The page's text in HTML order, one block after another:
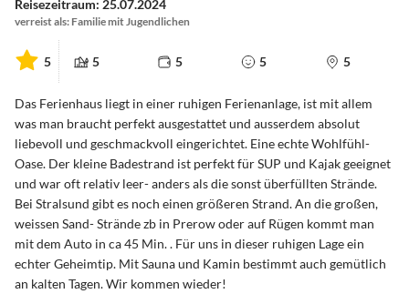
Reisezeitraum: 25.07.2024
verreist als: Familie mit Jugendlichen
5 5 5 5 5
Das Ferienhaus liegt in einer ruhigen Ferienanlage, ist mit allem
was man braucht perfekt ausgestattet und ausserdem absolut
liebevoll und geschmackvoll eingerichtet. Eine echte Wohlfühl-
Oase. Der kleine Badestrand ist perfekt für SUP und Kajak geeignet
und war oft relativ leer- anders als die sonst überfüllten Strände.
Bei Stralsund gibt es noch einen größeren Strand. An die großen,
weissen Sand- Strände zb in Prerow oder auf Rügen kommt man
mit dem Auto in ca 45 Min. . Für uns in dieser ruhigen Lage ein
echter Geheimtip. Mit Sauna und Kamin bestimmt auch gemütlich
an kalten Tagen. Wir kommen wieder!